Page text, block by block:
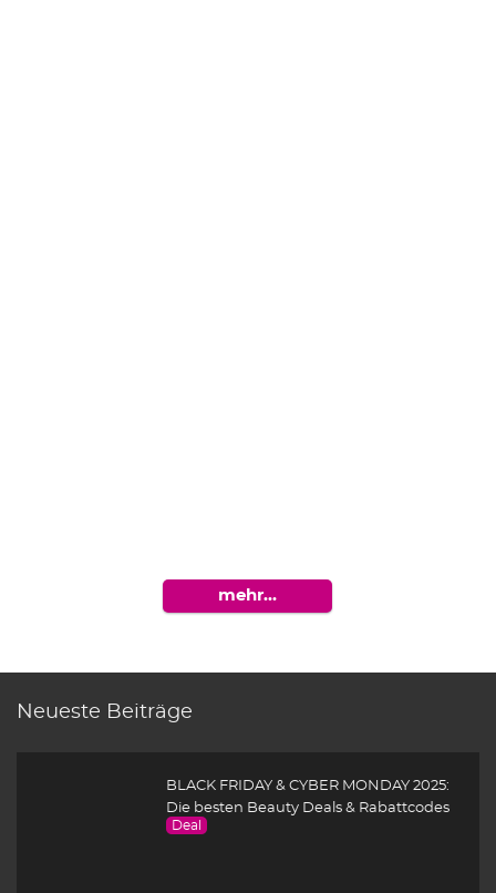
mehr…
Neueste Beiträge
BLACK FRIDAY & CYBER MONDAY 2025:
Die besten Beauty Deals & Rabattcodes
Deal